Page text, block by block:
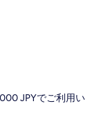
JPYでご利用い